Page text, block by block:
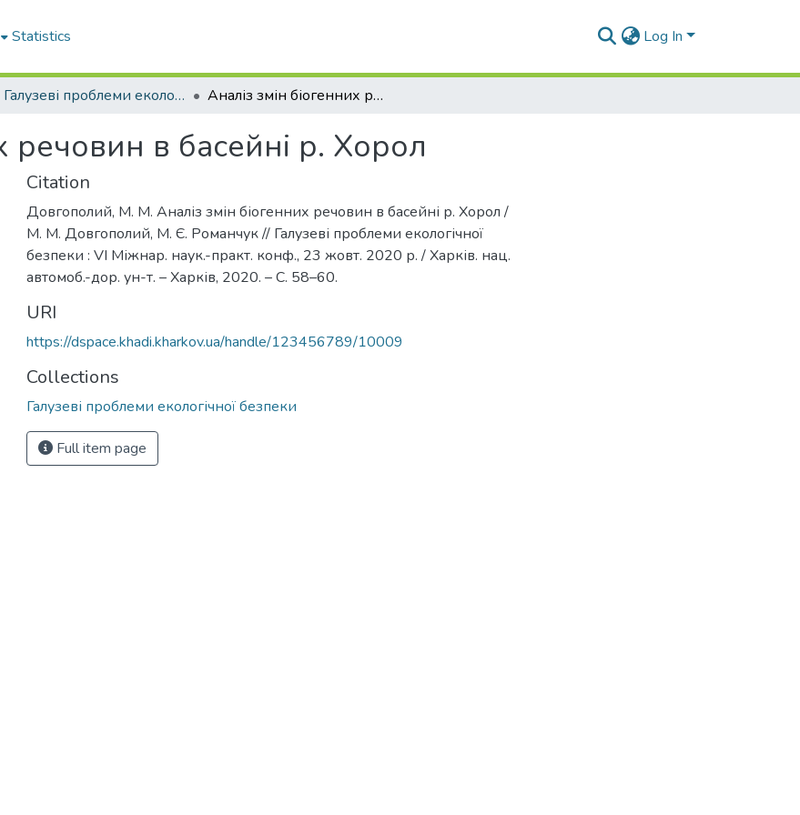
Statistics Log In
Галузеві прoблеми екoлoгічнoї безпеки Аналіз змін біогенних речовин в басейні р. Хорол
речовин в басейні р. Хорол
Citation
Довгополий, М. М. Аналіз змін біогенних речовин в басейні р. Хорол /
М. М. Довгополий, М. Є. Романчук // Галузеві проблеми екологічної
безпеки : VI Міжнар. наук.-практ. конф., 23 жовт. 2020 р. / Харків. нац.
автомоб.-дор. ун-т. – Харків, 2020. – С. 58–60.
URI
https://dspace.khadi.kharkov.ua/handle/123456789/10009
Collections
Галузеві прoблеми екoлoгічнoї безпеки
Full item page